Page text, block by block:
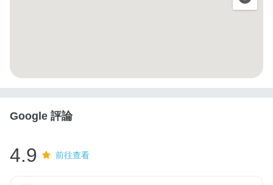
Google 評論
4.9 前往查看